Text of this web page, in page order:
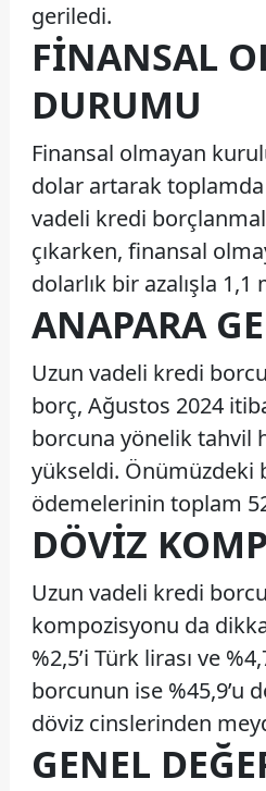
geriledi.
FINANSAL
DURUMU
Finansal olmayan
dolar artarak toplamda
vadeli kredi
çıkarken, finansal
dolarlık bir azalışla
ANAPARA
Uzun vadeli kredi
borç, Ağustos 2024
borcuna yönelik tahvil
yükseldi. Önümüzdeki
ödemelerinin toplam
DÖVIZ
Uzun vadeli kredi
kompozisyonu da
%2,5’i Türk lirası ve
borcunun ise %45,9’u
döviz cinslerinden
GENEL